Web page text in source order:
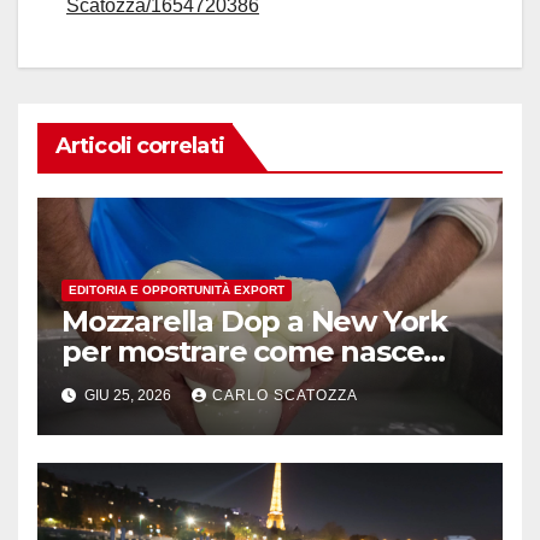
Scatozza/1654720386
Articoli correlati
EDITORIA E OPPORTUNITÀ EXPORT
Mozzarella Dop a New York
per mostrare come nasce
l’oro bianco del sud
GIU 25, 2026 CARLO SCATOZZA